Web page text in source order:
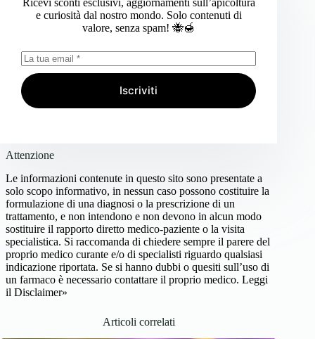
e curiosità dal nostro mondo. Solo contenuti di
valore, senza spam! 🐝🍯
Iscriviti
Attenzione
Le informazioni contenute in questo sito sono presentate a
solo scopo informativo, in nessun caso possono costituire la
formulazione di una diagnosi o la prescrizione di un
trattamento, e non intendono e non devono in alcun modo
sostituire il rapporto diretto medico-paziente o la visita
specialistica. Si raccomanda di chiedere sempre il parere del
proprio medico curante e/o di specialisti riguardo qualsiasi
indicazione riportata. Se si hanno dubbi o quesiti sull’uso di
un farmaco è necessario contattare il proprio medico. Leggi
il Disclaimer»
Articoli correlati